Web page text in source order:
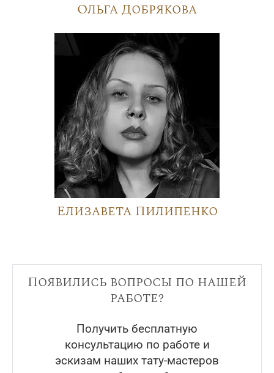
Ольга Добрякова
Елизавета Пилипенко
Появились вопросы по нашей
работе?
Получить бесплатную
консультацию по работе и
эскизам наших тату-мастеров